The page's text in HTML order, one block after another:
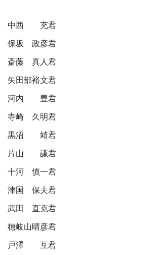
中西 充君
保坂 政彦君
斎藤 真人君
矢田部裕文君
河内 豊君
寺崎 久明君
黒沼 靖君
片山 謙君
十河 慎一君
津国 保夫君
武田 直克君
穂岐山晴彦君
戸澤 互君